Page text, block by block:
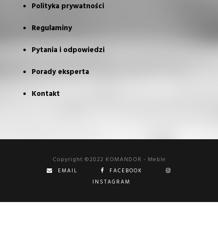
Polityka prywatności
Regulaminy
Pytania i odpowiedzi
Porady eksperta
Kontakt
Copyright ©2022 KOMANDOR - Meble
EMAIL
FACEBOOK
INSTAGRAM